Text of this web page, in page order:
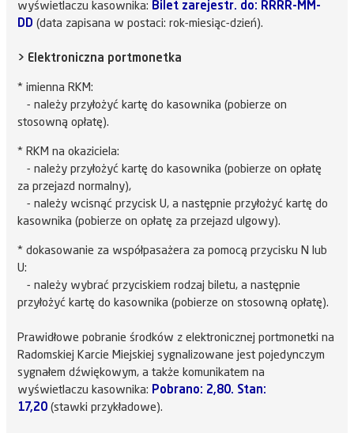
wyświetlaczu kasownika: Bilet zarejestr. do: RRRR-MM-
DD (data zapisana w postaci: rok-miesiąc-dzień).
> Elektroniczna portmonetka
* imienna RKM:
- należy przyłożyć kartę do kasownika (pobierze on
stosowną opłatę).
* RKM na okaziciela:
- należy przyłożyć kartę do kasownika (pobierze on opłatę
za przejazd normalny),
- należy wcisnąć przycisk U, a następnie przyłożyć kartę do
kasownika (pobierze on opłatę za przejazd ulgowy).
* dokasowanie za współpasażera za pomocą przycisku N lub
U:
- należy wybrać przyciskiem rodzaj biletu, a następnie
przyłożyć kartę do kasownika (pobierze on stosowną opłatę).
Prawidłowe pobranie środków z elektronicznej portmonetki na
Radomskiej Karcie Miejskiej sygnalizowane jest pojedynczym
sygnałem dźwiękowym, a także komunikatem na
wyświetlaczu kasownika: Pobrano: 2,80. Stan:
17,20 (stawki przykładowe).